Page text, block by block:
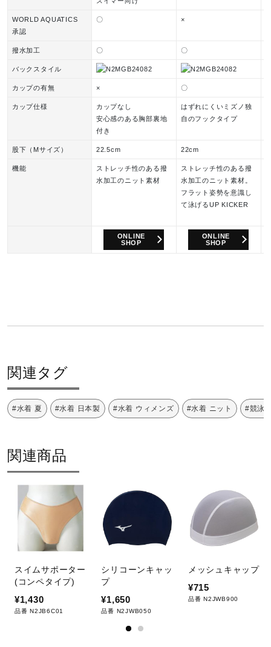
原産国
ベトナム製、日本製
93：2024年秋冬
61、83、90、91：2024年春夏
WORLD AQUATICS
承認
〇 ×
撥水加工 〇 〇
バックスタイル
カップの有無 × 〇
カップ仕様
カップなし
安心感のある胸部裏地
付き
はずれにくいミズノ独
自のフックタイプ
股下（Mサイズ） 22.5cm 22cm
機能
ストレッチ性のある撥
水加工のニット素材
ストレッチ性のある撥
水加工のニット素材。
フラット姿勢を意識し
て泳げるUP KICKER
ONLINE
SHOP
ONLINE
SHOP
関連タグ
#水着 夏 #水着 日本製 #水着 ウィメンズ #水着 ニット #競泳
関連商品
スイムサポーター
(コンペタイプ)
¥1,430
品番 N2JB6C01
シリコーンキャッ
プ
¥1,650
品番 N2JWB050
メッシュキャップ
¥715
品番 N2JWB900